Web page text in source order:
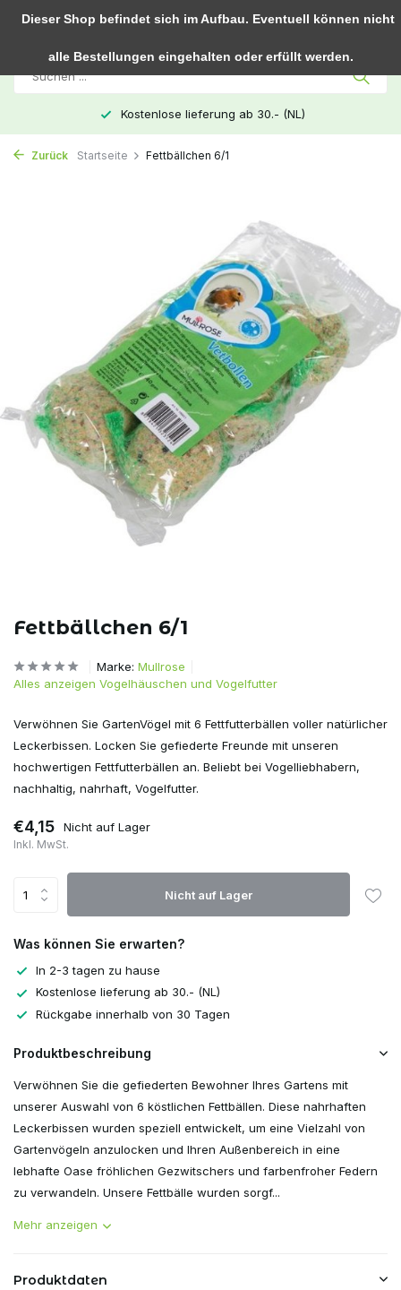
0
Kostenlose lieferung ab 30.- (NL)
Zurück Startseite Fettbällchen 6/1
Fettbällchen 6/1
Marke: Mullrose
Alles anzeigen Vogelhäuschen und Vogelfutter
Verwöhnen Sie GartenVögel mit 6 Fettfutterbällen voller natürlicher
Leckerbissen. Locken Sie gefiederte Freunde mit unseren
hochwertigen Fettfutterbällen an. Beliebt bei Vogelliebhabern,
nachhaltig, nahrhaft, Vogelfutter.
€4,15 Nicht auf Lager
Inkl. MwSt.
Nicht auf Lager
Was können Sie erwarten?
In 2-3 tagen zu hause
Kostenlose lieferung ab 30.- (NL)
Rückgabe innerhalb von 30 Tagen
Produktbeschreibung
Verwöhnen Sie die gefiederten Bewohner Ihres Gartens mit
unserer Auswahl von 6 köstlichen Fettbällen. Diese nahrhaften
Leckerbissen wurden speziell entwickelt, um eine Vielzahl von
Gartenvögeln anzulocken und Ihren Außenbereich in eine
lebhafte Oase fröhlichen Gezwitschers und farbenfroher Federn
zu verwandeln. Unsere Fettbälle wurden sorgf...
Mehr anzeigen
Produktdaten
Dieser Shop befindet sich im Aufbau. Eventuell können nicht
alle Bestellungen eingehalten oder erfüllt werden.